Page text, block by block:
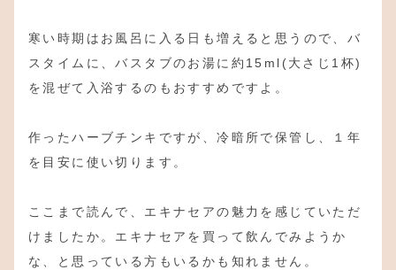
寒い時期はお風呂に入る日も増えると思うので、バ
スタイムに、バスタブのお湯に約15ml(大さじ1杯)
を混ぜて入浴するのもおすすめですよ。
作ったハーブチンキですが、冷暗所で保管し、１年
を目安に使い切ります。
ここまで読んで、エキナセアの魅力を感じていただ
けましたか。エキナセアを買って飲んでみようか
な、と思っている方もいるかも知れません。